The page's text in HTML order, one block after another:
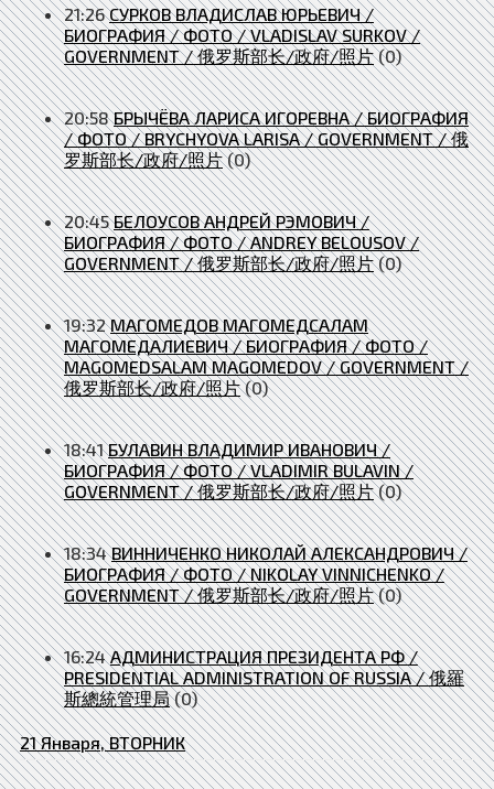
21:26 СУРКОВ ВЛАДИСЛАВ ЮРЬЕВИЧ /
БИОГРАФИЯ / ФОТО / VLADISLAV SURKOV /
GOVERNMENT / 俄罗斯部长/政府/照片 (0)
20:58 БРЫЧЁВА ЛАРИСА ИГОРЕВНА / БИОГРАФИЯ
/ ФОТО / BRYCHYOVA LARISA / GOVERNMENT / 俄
罗斯部长/政府/照片 (0)
20:45 БЕЛОУСОВ АНДРЕЙ РЭМОВИЧ /
БИОГРАФИЯ / ФОТО / ANDREY BELOUSOV /
GOVERNMENT / 俄罗斯部长/政府/照片 (0)
19:32 МАГОМЕДОВ МАГОМЕДСАЛАМ
МАГОМЕДАЛИЕВИЧ / БИОГРАФИЯ / ФОТО /
MAGOMEDSALAM MAGOMEDOV / GOVERNMENT /
俄罗斯部长/政府/照片 (0)
18:41 БУЛАВИН ВЛАДИМИР ИВАНОВИЧ /
БИОГРАФИЯ / ФОТО / VLADIMIR BULAVIN /
GOVERNMENT / 俄罗斯部长/政府/照片 (0)
18:34 ВИННИЧЕНКО НИКОЛАЙ АЛЕКСАНДРОВИЧ /
БИОГРАФИЯ / ФОТО / NIKOLAY VINNICHENKO /
GOVERNMENT / 俄罗斯部长/政府/照片 (0)
16:24 АДМИНИСТРАЦИЯ ПРЕЗИДЕНТА РФ /
PRESIDENTIAL ADMINISTRATION OF RUSSIA / 俄羅
斯總統管理局 (0)
21 Января, ВТОРНИК